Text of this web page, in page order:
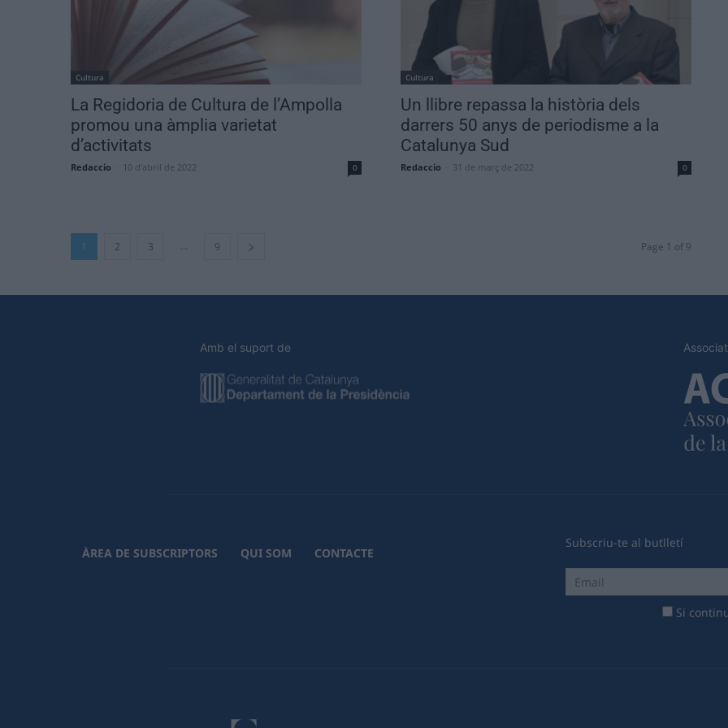
Cultura
La Regidoria de Cultura de l’Ampolla
promou una àmplia varietat
d’activitats
Redaccio 10 d'abril de 2022 0
Cultura
Un llibre repassa la història dels
darrers 50 anys de periodisme a la
Catalunya Sud
Redaccio 31 de març de 2022 0
1 2 3 ... 9 Page 1 of 9
Amb el suport de
ÀREA DE SUBSCRIPTORS QUI SOM CONTACTE
Subscriu-te al butlletí
Si